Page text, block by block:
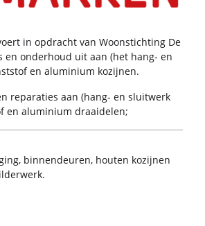
in op­dracht van Woon­stich­ting De
en on­der­houd uit aan (het hang- en
en alu­mi­ni­um ko­zij­nen.
reparaties aan (hang- en sluitwerk
en aluminium draaidelen;
binnendeuren, houten kozijnen